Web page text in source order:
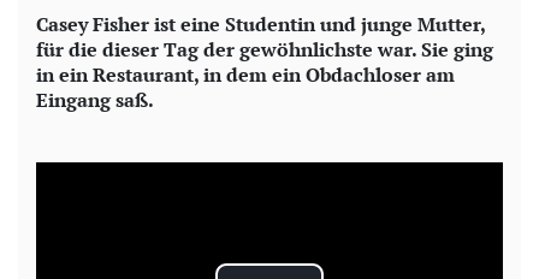
Casey Fisher ist eine Studentin und junge Mutter,
für die dieser Tag der gewöhnlichste war. Sie ging
in ein Restaurant, in dem ein Obdachloser am
Eingang saß.